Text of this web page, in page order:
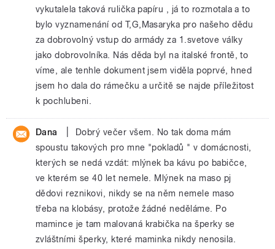
vykutalela taková rulička papíru , já to rozmotala a to
bylo vyznamenání od T,G,Masaryka pro našeho dědu
za dobrovolný vstup do armády za 1.svetove války
jako dobrovolníka. Nás děda byl na italské frontě, to
víme, ale tenhle dokument jsem viděla poprvé, hned
jsem ho dala do rámečku a určitě se najde příležitost
k pochlubeni.
Dana
Dobrý večer všem. No tak doma mám
spoustu takových pro mne "pokladů " v domácnosti,
kterých se nedá vzdát: mlýnek ba kávu po babičce,
ve kterém se 40 let nemele. Mlýnek na maso pj
dědovi reznikovi, nikdy se na něm nemele maso
třeba na klobásy, protože žádné neděláme. Po
mamince je tam malovaná krabička na šperky se
zvláštními šperky, které maminka nikdy nenosila.